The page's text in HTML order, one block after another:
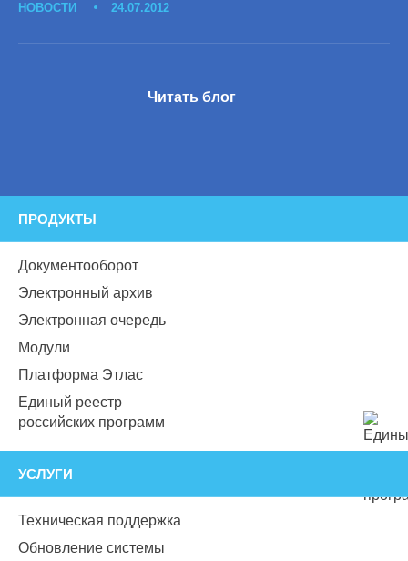
НОВОСТИ 24.07.2012
Читать блог
ПРОДУКТЫ
Документооборот
Электронный архив
Электронная очередь
Модули
Платформа Этлас
Единый реестр
российских программ
УСЛУГИ
Техническая поддержка
Обновление системы